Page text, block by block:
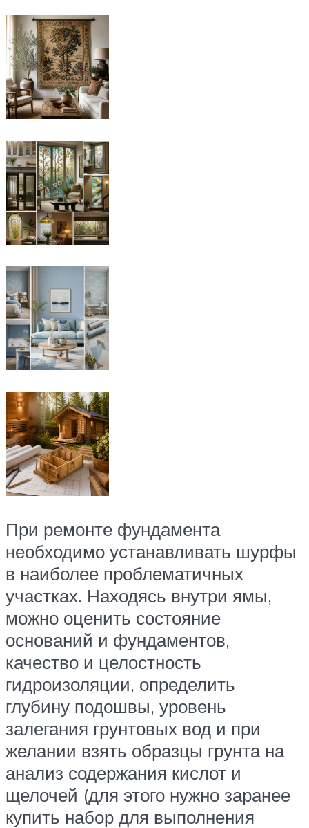
При ремонте фундамента
необходимо устанавливать шурфы
в наиболее проблематичных
участках. Находясь внутри ямы,
можно оценить состояние
оснований и фундаментов,
качество и целостность
гидроизоляции, определить
глубину подошвы, уровень
залегания грунтовых вод и при
желании взять образцы грунта на
анализ содержания кислот и
щелочей (для этого нужно заранее
купить набор для выполнения